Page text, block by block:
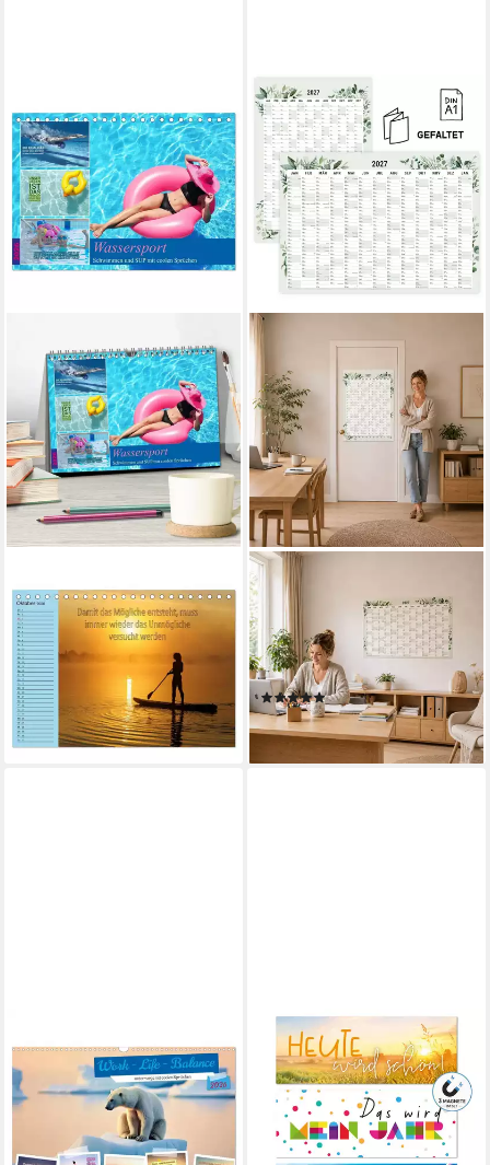
Geburtstagskalender
Wassersport - Schwimmen
und SUP mit coolen Sprüchen
(Tischkalender...
21,95 €
lieferbar - in 3-4 Werktagen bei dir
HEAVEN+PAPER
Jahresplaner Wandplaner
2027 Eukalyptus – DIN A1,
beidseitig bedruckt,
Hergestellt in Deutschland
(1)
7,95 €
lieferbar - in 5-6 Werktagen bei dir